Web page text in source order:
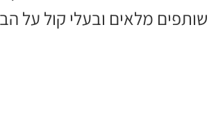
שותפים מלאים ובעלי קול על